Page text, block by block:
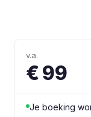
v.a.
€ 99
Je boeking